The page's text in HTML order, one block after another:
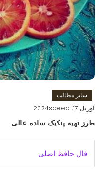
سایر مطالب
آوریل 17, 2024 saeed
طرز تهیه پنکیک ساده عالی
فال حافظ اصلی